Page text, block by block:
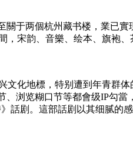
關于两個杭州藏书楼，業
宋韵、音樂、绘本、旗袍
文化地標，特别遭到年青群
、浏览糊口节等都會级IP勾
話剧。這部話剧以其细腻